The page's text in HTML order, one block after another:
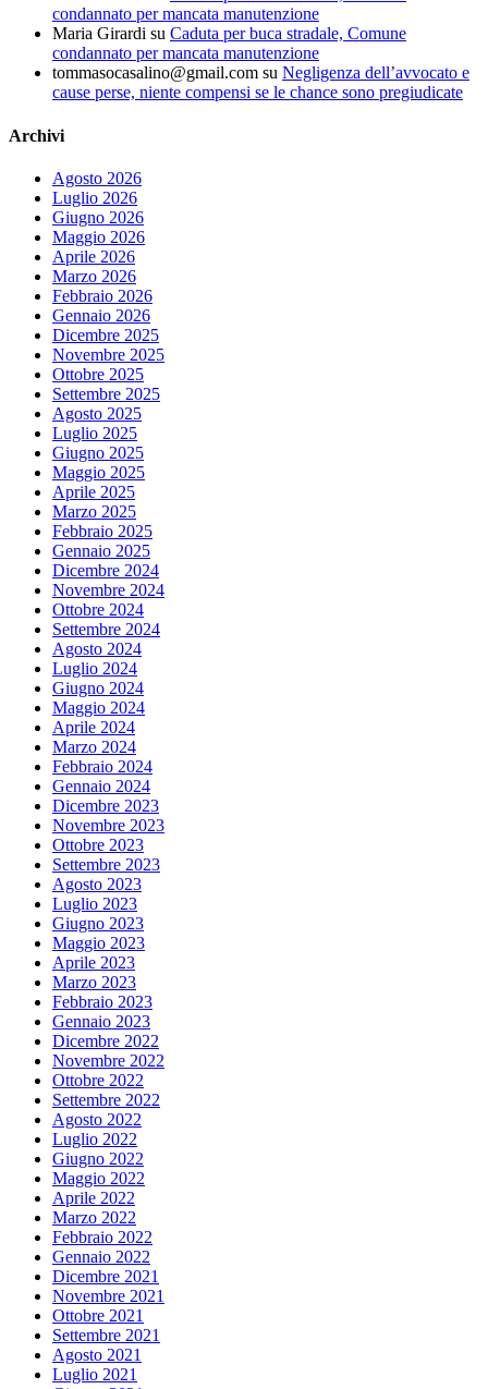
condannato per mancata manutenzione
Maria Girardi su Caduta per buca stradale, Comune
condannato per mancata manutenzione
tommasocasalino@gmail.com su Negligenza dell’avvocato e
cause perse, niente compensi se le chance sono pregiudicate
Archivi
Agosto 2026
Luglio 2026
Giugno 2026
Maggio 2026
Aprile 2026
Marzo 2026
Febbraio 2026
Gennaio 2026
Dicembre 2025
Novembre 2025
Ottobre 2025
Settembre 2025
Agosto 2025
Luglio 2025
Giugno 2025
Maggio 2025
Aprile 2025
Marzo 2025
Febbraio 2025
Gennaio 2025
Dicembre 2024
Novembre 2024
Ottobre 2024
Settembre 2024
Agosto 2024
Luglio 2024
Giugno 2024
Maggio 2024
Aprile 2024
Marzo 2024
Febbraio 2024
Gennaio 2024
Dicembre 2023
Novembre 2023
Ottobre 2023
Settembre 2023
Agosto 2023
Luglio 2023
Giugno 2023
Maggio 2023
Aprile 2023
Marzo 2023
Febbraio 2023
Gennaio 2023
Dicembre 2022
Novembre 2022
Ottobre 2022
Settembre 2022
Agosto 2022
Luglio 2022
Giugno 2022
Maggio 2022
Aprile 2022
Marzo 2022
Febbraio 2022
Gennaio 2022
Dicembre 2021
Novembre 2021
Ottobre 2021
Settembre 2021
Agosto 2021
Luglio 2021